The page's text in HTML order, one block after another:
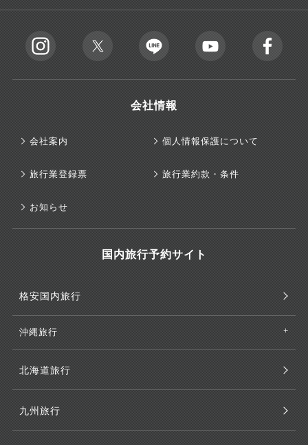
会社情報
会社案内 個人情報保護について
旅行業登録票 旅行業約款・条件
お知らせ
国内旅行予約サイト
格安国内旅行
沖縄旅行
北海道旅行
九州旅行